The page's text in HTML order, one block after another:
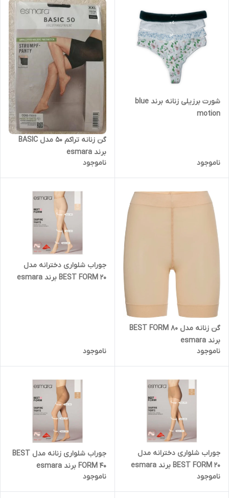
شورت برزیلی زنانه برند blue
motion
ناموجود
گن زنانه تراکم 50 مدل BASIC
برند esmara
ناموجود
گن زنانه مدل BEST FORM 80
برند esmara
ناموجود
جوراب شلواری دخترانه مدل
BEST FORM 20 برند esmara
ناموجود
جوراب شلواری دخترانه مدل
BEST FORM 20 برند esmara
ناموجود
جوراب شلواری زنانه مدل BEST
FORM 40 برند esmara
ناموجود